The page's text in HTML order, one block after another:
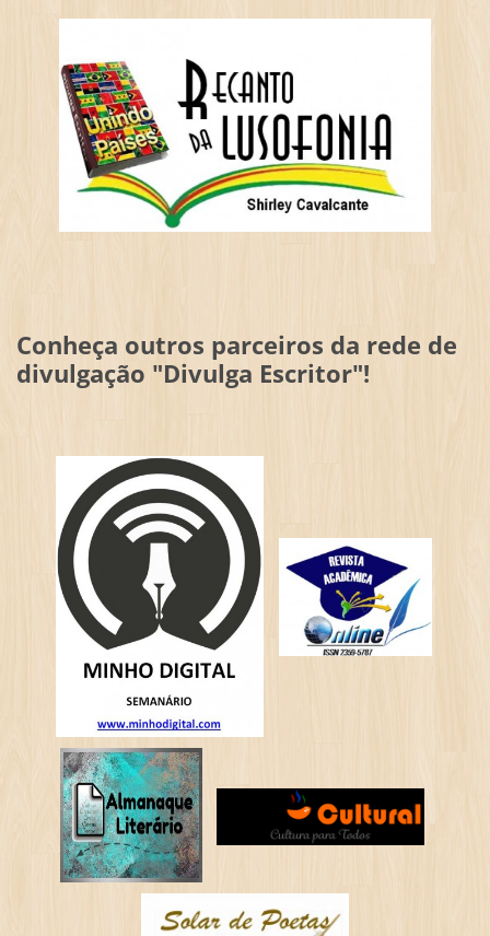
Conheça outros parceiros da rede de
divulgação "Divulga Escritor"!